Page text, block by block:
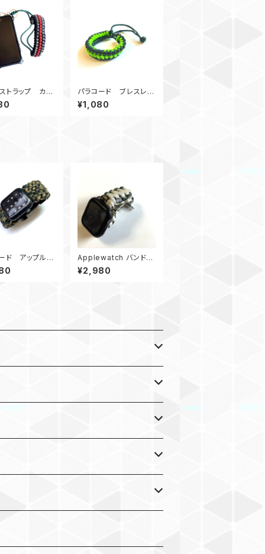
トラップ カメ
ップ_パラコード
パラコード ブレスレッ
トRaidKnot_MM_緑
¥1,080
ド アップルウ
ンド サバイバル
Ap
Applewatch バンド
アップルウォッチ バンド
44_シャックル_キングコ
¥2,980